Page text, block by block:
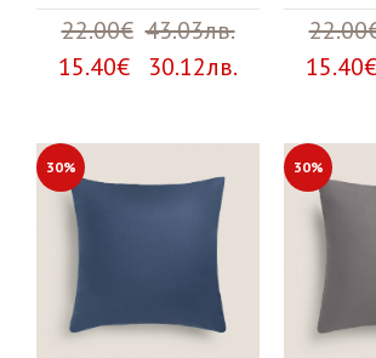
22.00€ 43.03лв.
15.40€ 30.12лв.
30% 30%